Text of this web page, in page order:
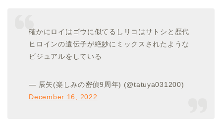
確かにロイはゴウに似てるしリコはサトシと歴代
ヒロインの遺伝子が絶妙にミックスされたような
ビジュアルをしている
— 辰矢(楽しみの密偵9周年) (@tatuya031200)
December 16, 2022